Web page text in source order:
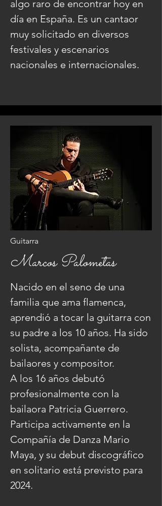
algo raro de encontrar hoy en
día en España. Es un cantaor
muy solicitado en diversos
festivales y escenarios
nacionales e internacionales.
Guitarra
Marcos Palometas
Nacido en el seno de una
familia que ama flamenca,
aprendió a tocar la guitarra con
su padre a los 10 años. Ha sido
solista, acompañante de
bailaores y compositor.
A los 16 años debutó
profesionalmente con la
bailaora Patricia Guerrero.
Participa activamente en la
Compañía de Danza Mario
Maya, y su debut discográfico
en solitario está previsto para
2024.